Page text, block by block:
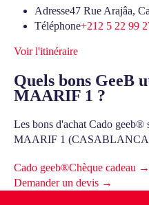
Adresse47 Rue Arajâa,
Téléphone+212 5 22 99
Voir l'itinéraire
Quels bons GeeB
MAARIF 1 ?
Les bons d'achat Cado
MAARIF 1
Cado geeb®Chèque cadeau →
Demander un devis →